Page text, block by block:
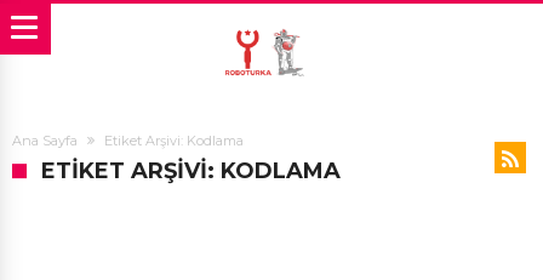
Ana Sayfa Etiket Arşivi: Kodlama
ETIKET ARŞIVI: KODLAMA